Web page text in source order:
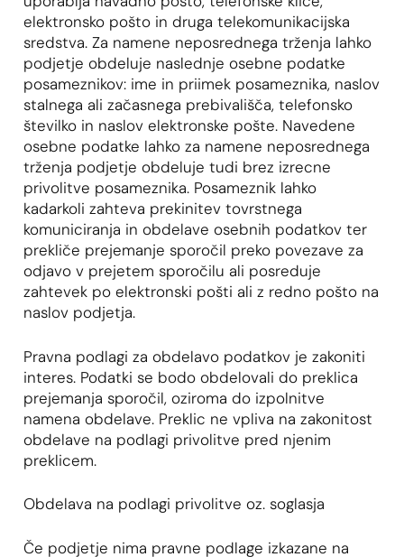
elektronsko pošto in druga telekomunikacijska
sredstva. Za namene neposrednega trženja lahko
podjetje obdeluje naslednje osebne podatke
posameznikov: ime in priimek posameznika, naslov
stalnega ali začasnega prebivališča, telefonsko
številko in naslov elektronske pošte. Navedene
osebne podatke lahko za namene neposrednega
trženja podjetje obdeluje tudi brez izrecne
privolitve posameznika. Posameznik lahko
kadarkoli zahteva prekinitev tovrstnega
komuniciranja in obdelave osebnih podatkov ter
prekliče prejemanje sporočil preko povezave za
odjavo v prejetem sporočilu ali posreduje
zahtevek po elektronski pošti ali z redno pošto na
naslov podjetja.
Pravna podlagi za obdelavo podatkov je zakoniti
interes. Podatki se bodo obdelovali do preklica
prejemanja sporočil, oziroma do izpolnitve
namena obdelave. Preklic ne vpliva na zakonitost
obdelave na podlagi privolitve pred njenim
preklicem.
Obdelava na podlagi privolitve oz. soglasja
Če podjetje nima pravne podlage izkazane na